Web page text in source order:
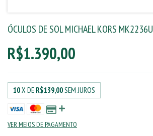
ÓCULOS DE SOL MICHAEL KORS MK2236U
R$1.390,00
10X DE R$139,00SEM JUROS
VER MEIOS DE PAGAMENTO